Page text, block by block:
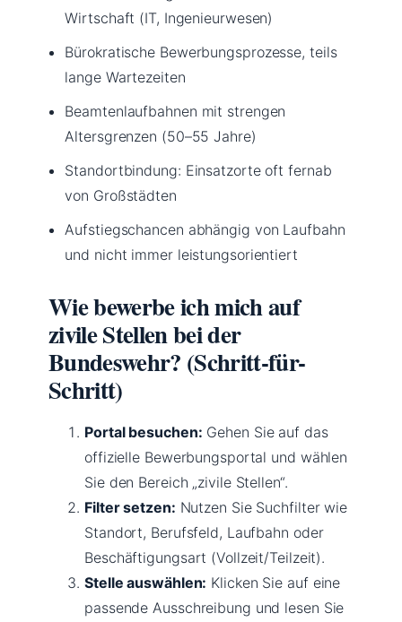
Wirtschaft (IT, Ingenieurwesen)
Bürokratische Bewerbungsprozesse, teils
lange Wartezeiten
Beamtenlaufbahnen mit strengen
Altersgrenzen (50–55 Jahre)
Standortbindung: Einsatzorte oft fernab
von Großstädten
Aufstiegschancen abhängig von Laufbahn
und nicht immer leistungsorientiert
Wie bewerbe ich mich auf
zivile Stellen bei der
Bundeswehr? (Schritt-für-
Schritt)
Portal besuchen: Gehen Sie auf das
offizielle Bewerbungsportal und wählen
Sie den Bereich „zivile Stellen“.
Filter setzen: Nutzen Sie Suchfilter wie
Standort, Berufsfeld, Laufbahn oder
Beschäftigungsart (Vollzeit/Teilzeit).
Stelle auswählen: Klicken Sie auf eine
passende Ausschreibung und lesen Sie